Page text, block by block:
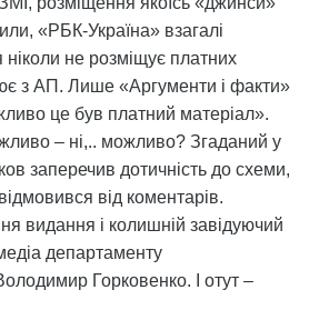
«РБК-Україна» взагалі
не розміщує платних
з АП. Лише «Аргументи і факти»
це був платний матеріал».
– ні,.. можливо? Згаданий у
заперечив дотичність до схеми,
від коментарів.
видання і колишній завідуючий
департаменту
Горковенко. І отут –